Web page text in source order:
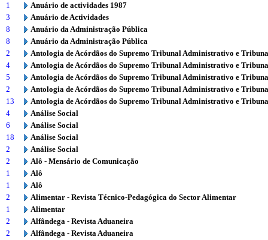
1
Anuário de actividades 1987
3
Anuário de Actividades
8
Anuário da Administração Pública
8
Anuário da Administração Pública
2
Antologia de Acórdãos do Supremo Tribunal Administrativo e
4
Antologia de Acórdãos do Supremo Tribunal Administrativo e
5
Antologia de Acórdãos do Supremo Tribunal Administrativo e
2
Antologia de Acórdãos do Supremo Tribunal Administrativo e
13
Antologia de Acórdãos do Supremo Tribunal Administrativo e
4
Análise Social
6
Análise Social
18
Análise Social
2
Análise Social
2
Alô - Mensário de Comunicação
1
Alô
1
Alô
2
Alimentar - Revista Técnico-Pedagógica do Sector Alimentar
1
Alimentar
2
Alfândega - Revista Aduaneira
2
Alfândega - Revista Aduaneira